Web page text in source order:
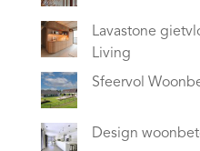
Lavastone
Living
Sfeervol
Design